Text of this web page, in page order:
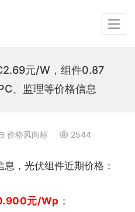
元/W，组件0.87
、监理等价格信息
价格风向标 2544
，光伏组件近期价格：
元/Wp ；